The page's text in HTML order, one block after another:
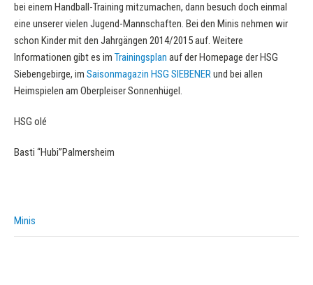
bei einem Handball-Training mitzumachen, dann besuch doch einmal
eine unserer vielen Jugend-Mannschaften. Bei den Minis nehmen wir
schon Kinder mit den Jahrgängen 2014/2015 auf. Weitere
Informationen gibt es im Trainingsplan auf der Homepage der HSG
Siebengebirge, im Saisonmagazin HSG SIEBENERund bei allen
Heimspielen am Oberpleiser Sonnenhügel.
HSG olé
Basti “Hubi”Palmersheim
Minis